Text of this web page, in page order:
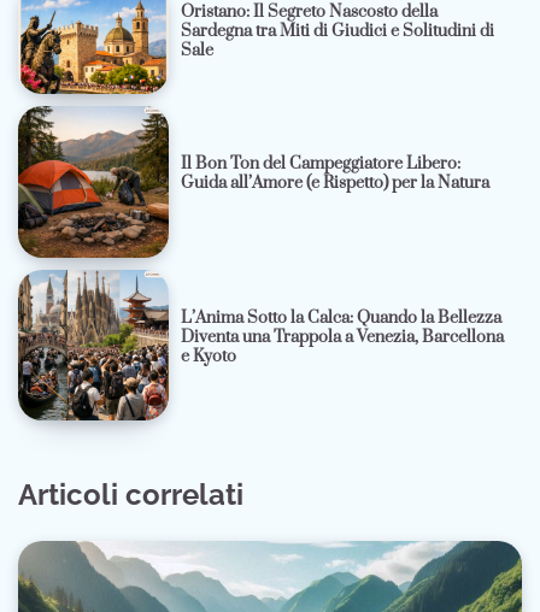
Oristano: Il Segreto Nascosto della
Sardegna tra Miti di Giudici e Solitudini di
Sale
Il Bon Ton del Campeggiatore Libero:
Guida all’Amore (e Rispetto) per la Natura
L’Anima Sotto la Calca: Quando la Bellezza
Diventa una Trappola a Venezia, Barcellona
e Kyoto
Articoli correlati